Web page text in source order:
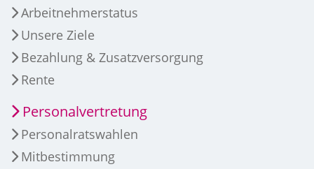
Arbeitnehmerstatus
Unsere Ziele
Bezahlung & Zusatzversorgung
Rente
Personalvertretung
Personalratswahlen
Mitbestimmung